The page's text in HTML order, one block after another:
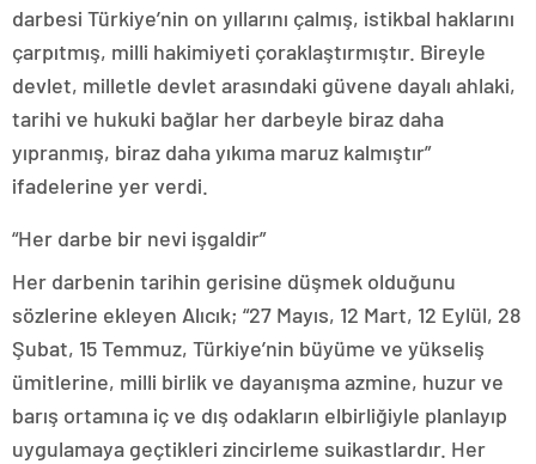
darbesi Türkiye’nin on yıllarını çalmış, istikbal haklarını
çarpıtmış, milli hakimiyeti çoraklaştırmıştır. Bireyle
devlet, milletle devlet arasındaki güvene dayalı ahlaki,
tarihi ve hukuki bağlar her darbeyle biraz daha
yıpranmış, biraz daha yıkıma maruz kalmıştır”
ifadelerine yer verdi.
“Her darbe bir nevi işgaldir”
Her darbenin tarihin gerisine düşmek olduğunu
sözlerine ekleyen Alıcık; “27 Mayıs, 12 Mart, 12 Eylül, 28
Şubat, 15 Temmuz, Türkiye’nin büyüme ve yükseliş
ümitlerine, milli birlik ve dayanışma azmine, huzur ve
barış ortamına iç ve dış odakların elbirliğiyle planlayıp
uygulamaya geçtikleri zincirleme suikastlardır. Her